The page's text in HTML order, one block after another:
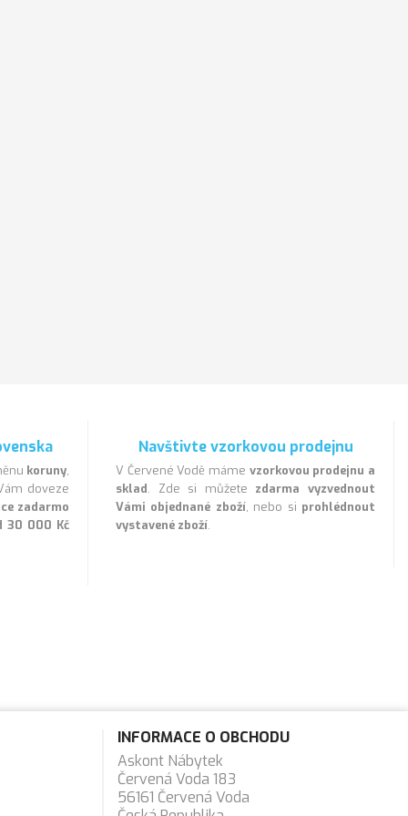
koruny,
doveze
zadarmo
30 000 Kč
Navštivte vzorkovou prodejnu
V Červené Vodě máme vzorkovou prodejnu a
sklad. Zde si můžete zdarma vyzvednout
Vámi objednané zboží, nebo si prohlédnout
vystavené zboží.
INFORMACE O OBCHODU
Askont Nábytek
Červená Voda 183
56161 Červená Voda